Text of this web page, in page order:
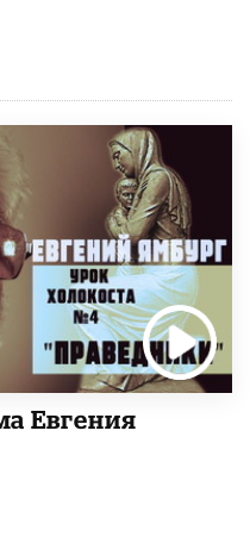
Евгения